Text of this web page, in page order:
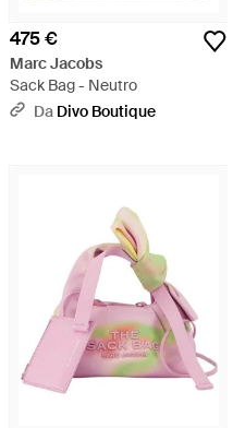
475 €
Marc Jacobs
Sack Bag - Neutro
Da Divo Boutique